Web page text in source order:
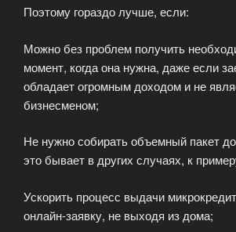
Поэтому гораздо лучше, если:
Можно без проблем получить
момент, когда она нужна, даже если
обладает огромным доходом и не
бизнесменом;
Не нужно собирать объемный пакет
это бывает в других случаях, к
Ускорить процесс выдачи
онлайн-заявку, не выходя из дома;